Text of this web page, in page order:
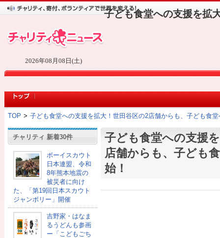
2026年08月08日(土)
子ども食堂への支援を拡
TOP > 子ども食堂への支援を拡大！世田谷区の2店舗からも、子ども食
チャリティ 新着30件
ボーイスカウト
日本連盟、令和
8年熊本地震の
被災者に向け
た、「第19回日本スカウト
ジャンボリー」開催
吉野家・はなま
るうどんも参画
ー「こどもごち
子ども食堂への支援
店舗からも、子ども
始！